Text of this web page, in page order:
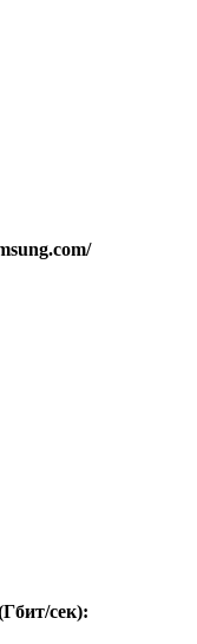
сек):